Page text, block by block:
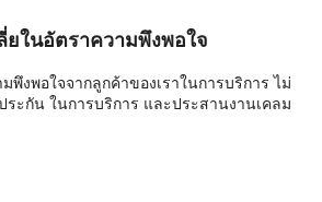
ยในอัตราความพึงพอใจ
พึงพอใจจากลูกค้าของเราในการบริการ ไม่
ระกัน ในการบริการ และประสานงานเคลม